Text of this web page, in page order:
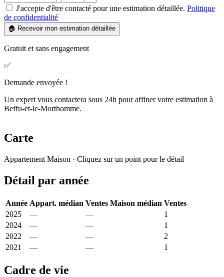
J'accepte d'être contacté pour une estimation détaillée. Politique
de confidentialité
🏠 Recevoir mon estimation détaillée
Gratuit et sans engagement
✅
Demande envoyée !
Un expert vous contactera sous 24h pour affiner votre estimation à
Beffu-et-le-Morthomme.
Carte
−
Appartement Maison · Cliquez sur un point pour le détail
Détail par année
Année Appart. médian Ventes Maison médian Ventes
2025
— —
1
2024
— —
1
2022
— —
2
2021
— — 1
Cadre de vie